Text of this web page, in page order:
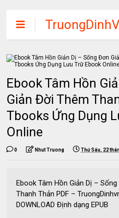
Chia sẽ
các khóa
phần mềm
tập miễn phí
Ebook Tâm Hồn
Giản Đời Thêm
Tbooks Ứng Dụng
Online
0 Nhut Truong Thứ Sáu, 22
Ebook Tâm Hồn Giản Dị –
Thanh Thản PDF –
DOWNLOAD Định dạng